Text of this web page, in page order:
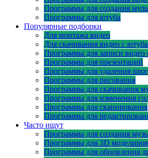
Программы для создания
Программы для ютуба
Популярные подборки
Для монтажа видео
Для скачивания видео с ютуба
Программы для записи видео
Программы для презентаций
Программы для удаления
Программы для рисования
Программы для скачивания
Программы для изменения
Программы для сканирования
Программы для
Часто ищут
Программы для создания
Программы для 3D
Программы для обновления